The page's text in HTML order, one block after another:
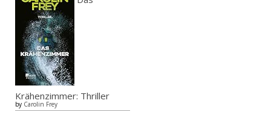
Krähenzimmer: Thriller
by Carolin Frey